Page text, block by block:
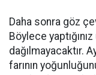
Daha sonra göz
Böylece
dağılmayacaktır.
farının